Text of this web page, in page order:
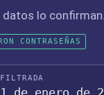
datos lo confirman.
CONTRASEÑAS
FILTRADA
1 de enero de